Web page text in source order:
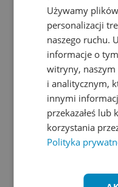
Używamy
personalizacji
naszego ruchu.
informacje o
witryny,
i analitycznym,
innymi
przekazałeś
korzystania
Polityka